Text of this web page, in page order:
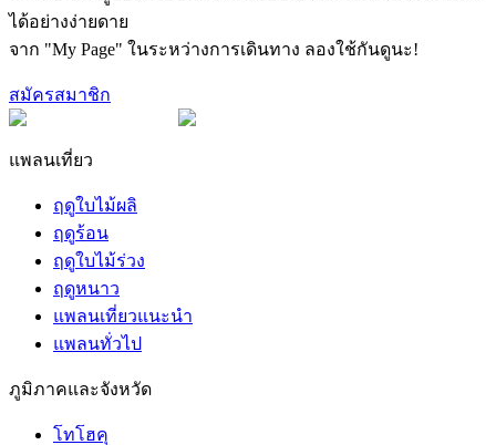
ได้อย่างง่ายดาย
จาก "My Page" ในระหว่างการเดินทาง ลองใช้กันดูนะ!
สมัครสมาชิก
แพลนเที่ยว
ฤดูใบไม้ผลิ
ฤดูร้อน
ฤดูใบไม้ร่วง
ฤดูหนาว
แพลนเที่ยวแนะนำ
แพลนทั่วไป
ภูมิภาคและจังหวัด
โทโฮคุ